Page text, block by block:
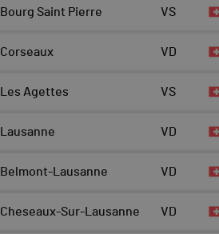
Bourg Saint Pierre VS
Corseaux VD
Les Agettes VS
Lausanne VD
Belmont-Lausanne VD
Cheseaux-Sur-Lausanne VD